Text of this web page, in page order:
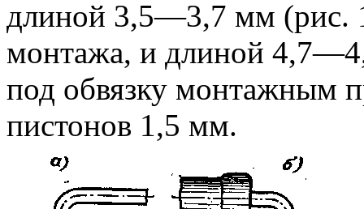
длиной 3,5—3,7 мм (рис.
монтажа, и длиной
под обвязку монтажным
пистонов 1,5 мм.